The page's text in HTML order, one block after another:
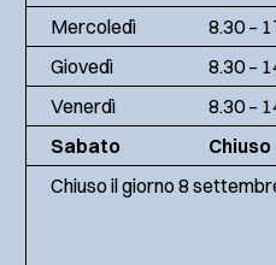
Mercoledì
8.30 –
Giovedì
8.30 –
Venerdì
8.30 –
Sabato
Chiuso
Chiuso il giorno 8